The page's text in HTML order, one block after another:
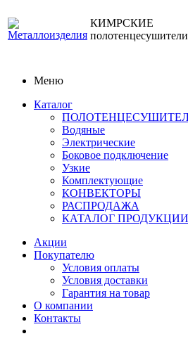
КИМРСКИЕ
полотенцесушители
Меню
Каталог
Водяные
Электрические
Боковое подключение
Узкие
Комплектующие
КОНВЕКТОРЫ
РАСПРОДАЖА
КАТАЛОГ ПРОДУКЦИИ
Акции
Покупателю
Условия оплаты
Условия доставки
Гарантия на товар
О компании
Контакты